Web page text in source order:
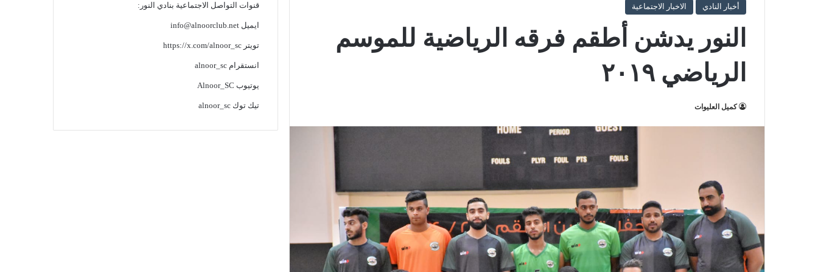
أخبار النادي الاخبار الاجتماعية
النور يدشن أطقم فرقه الرياضية للموسم
الرياضي ٢٠١٩
كميل العليوات
قنوات التواصل الاجتماعية بنادي النور:
ايميلinfo@alnoorclub.net
تويترhttps://x.com/alnoor_sc
انستقرامalnoor_sc
يوتيوب Alnoor_SC
تيك توكalnoor_sc